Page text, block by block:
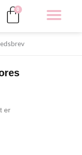
0
Kurv
er